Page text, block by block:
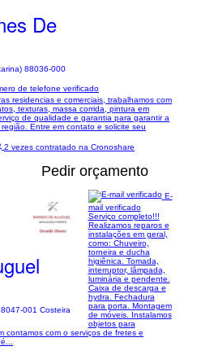
De
88036-000
de telefone verificado
residencias e comerciais, trabalhamos com
texturas, massa corrida, pintura em
de qualidade e garantia para garantir a
Entre em contato e solicite seu
2 vezes contratado na Cronoshare
Pedir orçamento
001 Costeira
E-
mail verificado
Serviço completo!!!
Realizamos reparos e
instalações em geral,
como: Chuveiro,
torneira e ducha
higiênica. Tomada,
interruptor, lâmpada,
luminária e pendente.
Caixa de descarga e
hydra. Fechadura
para porta. Montagem
de móveis. Instalamos
objetos para
contamos com o serviços de fretes e